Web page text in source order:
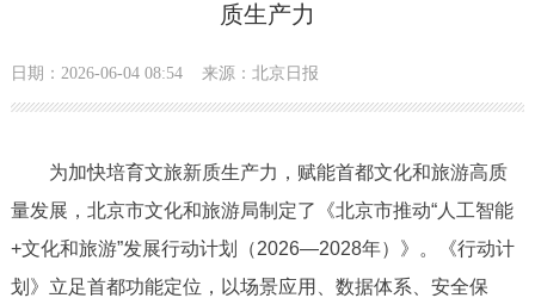
政务公开
市领导 机构职能 政策服务
政策兑现 政策解读 回应关切
质生产力
日期：2026-06-04 08:54 来源：北京日报
为加快培育文旅新质生产力，赋能首都文化和旅游高质
量发展，北京市文化和旅游局制定了《北京市推动“人工智能
+文化和旅游”发展行动计划（2026—2028年）》。《行动计
划》立足首都功能定位，以场景应用、数据体系、安全保